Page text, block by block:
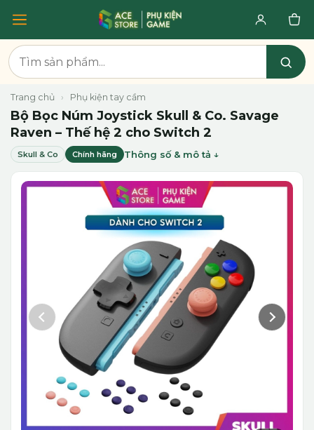
Trang chủ › Phụ kiện tay cầm
Bộ Bọc Núm Joystick Skull & Co. Savage
Raven – Thế hệ 2 cho Switch 2
Skull & Co Chính hãng Thông số & mô tả